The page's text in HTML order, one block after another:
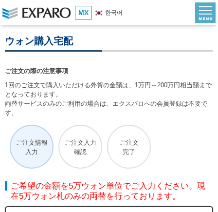
MX 한국어
ウォン購入宅配
ご注文の際の注意事項
1回のご注文で購入いただける外貨の金額は、1万円～200万円相当額まで
となっております。
両替サービスのみのご利用の場合は、エクスパロへの会員登録は不要で
す。
ご注文情報
入力
ご注文入力
確認
ご注文
完了
ご希望の金額を5万ウォン単位でご入力ください。現
在5万ウォン札のみの両替を行っております。